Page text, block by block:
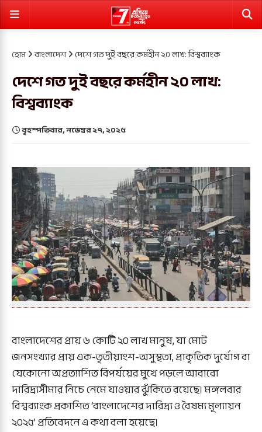
হোম বাংলাদেশ দেশে গত দুই বছরে কর্মহীন ২০ লাখ: বিশ্বব্যাংক
দেশে গত দুই বছরে কর্মহীন ২০ লাখ:
বিশ্বব্যাংক
বৃহস্পতিবার, নভেম্বর ২৭, ২০২৫
বাংলাদেশের প্রায় ৬ কোটি ২০ লাখ মানুষ, যা মোট
জনসংখ্যার প্রায় এক-তৃতীয়াংশ-অসুস্থতা, প্রাকৃতিক দুর্যোগ বা
যেকোনো অপ্রত্যাশিত বিপর্যয়ের মুখে পড়লে আবারো
দারিদ্র্যসীমার নিচে নেমে যাওয়ার ঝুঁকিতে রয়েছে। মঙ্গলবার
বিশ্বব্যাংক প্রকাশিত ‘বাংলাদেশের দারিদ্র্য ও বৈষম্য মূল্যায়ন
২০২৫’ প্রতিবেদনে এ কথা বলা হয়েছে।